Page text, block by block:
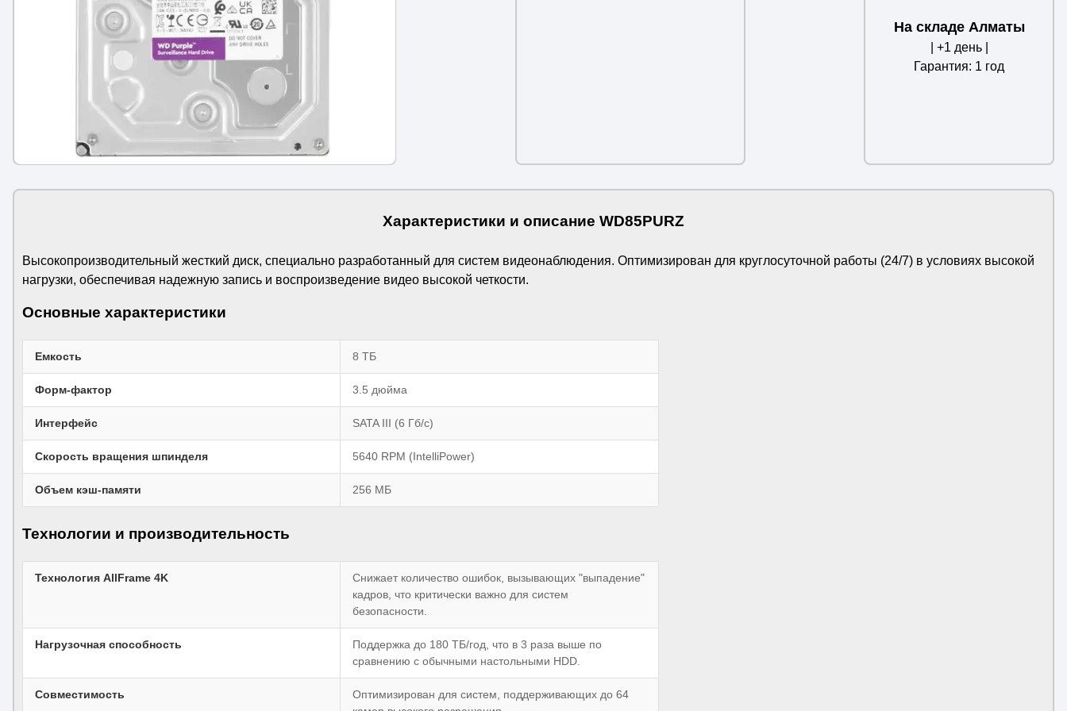
На складе Алматы
| +1 день |
Гарантия: 1 год
Характеристики и описание WD85PURZ
Высокопроизводительный жесткий диск, специально разработанный для систем видеонаблюдения. Оптимизирован для круглосуточной работы (24/7) в условиях высокой
нагрузки, обеспечивая надежную запись и воспроизведение видео высокой четкости.
Основные характеристики
Емкость 8 ТБ
Форм-фактор 3.5 дюйма
Интерфейс SATA III (6 Гб/с)
Скорость вращения шпинделя 5640 RPM (IntelliPower)
Объем кэш-памяти 256 МБ
Технологии и производительность
Технология AllFrame 4K
Снижает количество ошибок, вызывающих "выпадение"
кадров, что критически важно для систем
безопасности.
Нагрузочная способность
Поддержка до 180 ТБ/год, что в 3 раза выше по
сравнению с обычными настольными HDD.
Совместимость
Оптимизирован для систем, поддерживающих до 64